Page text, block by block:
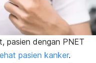
pasien dengan PNET
pasien kanker.